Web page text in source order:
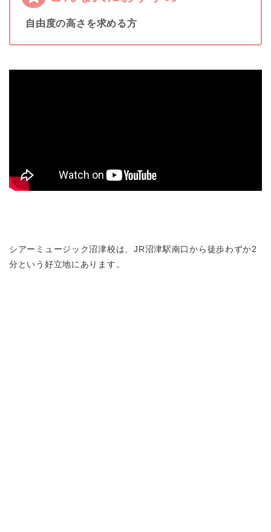
自由度の高さを求める方
シアーミュージック沼津校は、JR沼津駅南口から徒歩わずか2
分という好立地にあります。